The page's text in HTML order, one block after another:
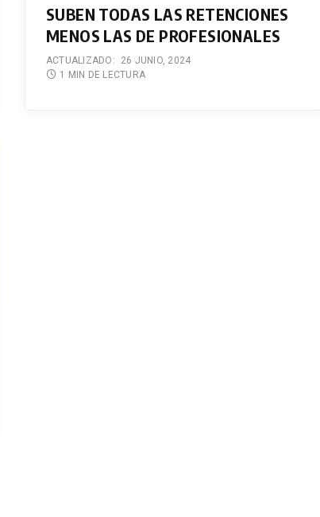
SUBEN TODAS LAS RETENCIONES
MENOS LAS DE PROFESIONALES
ACTUALIZADO:
26 JUNIO, 2024
1 MIN DE LECTURA